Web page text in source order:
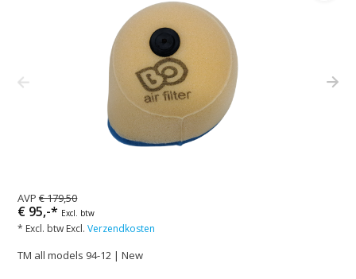
AVP€ 179,50
€ 95,-* Excl. btw
* Excl. btw Excl.Verzendkosten
TM all models 94-12 | New